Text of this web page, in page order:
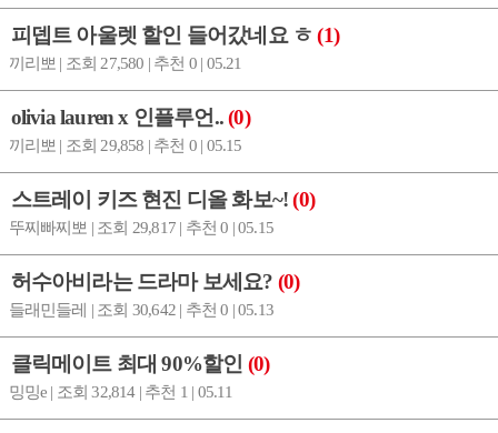
피뎁트 아울렛 할인 들어갔네요 ㅎ(1)
끼리뽀 | 조회 27,580 | 추천 0 | 05.21
olivia lauren x 인플루언..(0)
끼리뽀 | 조회 29,858 | 추천 0 | 05.15
스트레이 키즈 현진 디올 화보~!(0)
뚜찌빠찌뽀 | 조회 29,817 | 추천 0 | 05.15
허수아비라는 드라마 보세요? (0)
들래민들레 | 조회 30,642 | 추천 0 | 05.13
클릭메이트 최대 90%할인 (0)
밍밍e | 조회 32,814 | 추천 1 | 05.11